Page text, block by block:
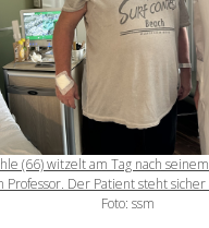
(66) witzelt am Tag nach
Professor. Der Patient steht
Foto: ssm